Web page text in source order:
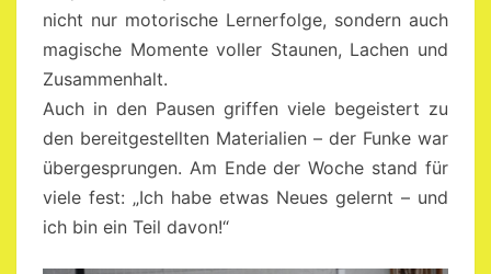
nicht nur motorische Lernerfolge, sondern auch
magische Momente voller Staunen, Lachen und
Zusammenhalt.
Auch in den Pausen griffen viele begeistert zu
den bereitgestellten Materialien – der Funke war
übergesprungen. Am Ende der Woche stand für
viele fest: „Ich habe etwas Neues gelernt – und
ich bin ein Teil davon!“